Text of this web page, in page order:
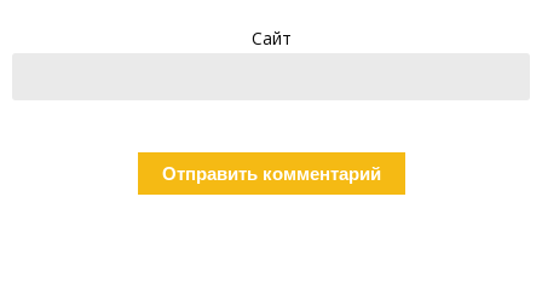
Сайт